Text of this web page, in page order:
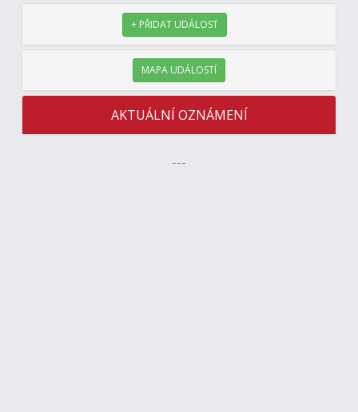
+ PŘIDAT UDÁLOST
MAPA UDÁLOSTÍ
AKTUÁLNÍ OZNÁMENÍ
---